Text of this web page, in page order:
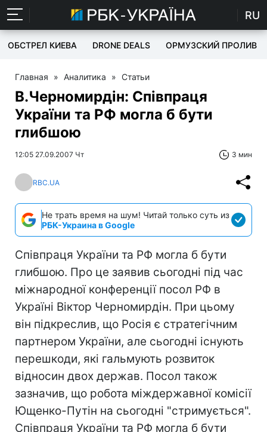
RU
ОБСТРЕЛ КИЕВА DRONE DEALS ОРМУЗСКИЙ ПРОЛИВ
Главная » Аналитика » Статьи
В.Черномирдін: Співпраця
України та РФ могла б бути
глибшою
12:05 27.09.2007 Чт 3 мин
RBC.UA
Не трать время на шум! Читай только суть из
РБК-Украина в Google
Співпраця України та РФ могла б бути
глибшою. Про це заявив сьогодні під час
міжнародної конференції посол РФ в
Україні Віктор Черномирдін. При цьому
він підкреслив, що Росія є стратегічним
партнером України, але сьогодні існують
перешкоди, які гальмують розвиток
відносин двох держав. Посол також
зазначив, що робота міждержавної комісії
Ющенко-Путін на сьогодні "стримується".
Співпраця України та РФ могла б бути